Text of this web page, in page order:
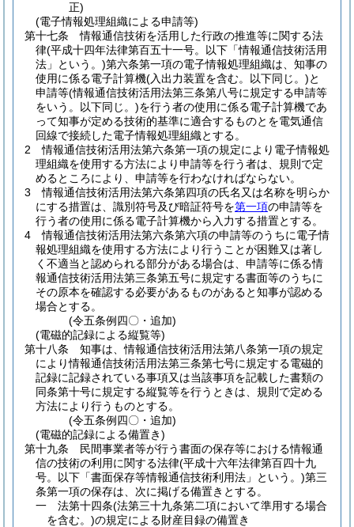
正)
(電子情報処理組織による申請等)
第十七条
情報通信技術を活用した行政の推進等に関する法
律(平成十四年法律第百五十一号。以下「情報通信技術活用
法」という。)第六条第一項の電子情報処理組織は、知事の
使用に係る電子計算機(入出力装置を含む。以下同じ。)と
申請等(情報通信技術活用法第三条第八号に規定する申請等
をいう。以下同じ。)を行う者の使用に係る電子計算機であ
って知事が定める技術的基準に適合するものとを電気通信
回線で接続した電子情報処理組織とする。
2
情報通信技術活用法第六条第一項の規定により電子情報処
理組織を使用する方法により申請等を行う者は、規則で定
めるところにより、申請等を行わなければならない。
3
情報通信技術活用法第六条第四項の氏名又は名称を明らか
にする措置は、識別符号及び暗証符号を第一項の申請等を
行う者の使用に係る電子計算機から入力する措置とする。
4
情報通信技術活用法第六条第六項の申請等のうちに電子情
報処理組織を使用する方法により行うことが困難又は著し
く不適当と認められる部分がある場合は、申請等に係る情
報通信技術活用法第三条第五号に規定する書面等のうちに
その原本を確認する必要があるものがあると知事が認める
場合とする。
(令五条例四〇・追加)
(電磁的記録による縦覧等)
第十八条
知事は、情報通信技術活用法第八条第一項の規定
により情報通信技術活用法第三条第七号に規定する電磁的
記録に記録されている事項又は当該事項を記載した書類の
同条第十号に規定する縦覧等を行うときは、規則で定める
方法により行うものとする。
(令五条例四〇・追加)
(電磁的記録による備置き)
第十九条
民間事業者等が行う書面の保存等における情報通
信の技術の利用に関する法律(平成十六年法律第百四十九
号。以下「書面保存等情報通信技術利用法」という。)第三
条第一項の保存は、次に掲げる備置きとする。
一
法第十四条(法第三十九条第二項において準用する場合
を含む。)の規定による財産目録の備置き